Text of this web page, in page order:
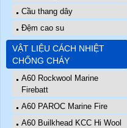
Cầu thang dây
Đệm cao su
VẬT LIỆU CÁCH NHIỆT
CHỐNG CHÁY
A60 Rockwool Marine
Firebatt
A60 PAROC Marine Fire
A60 Builkhead KCC Hi Wool